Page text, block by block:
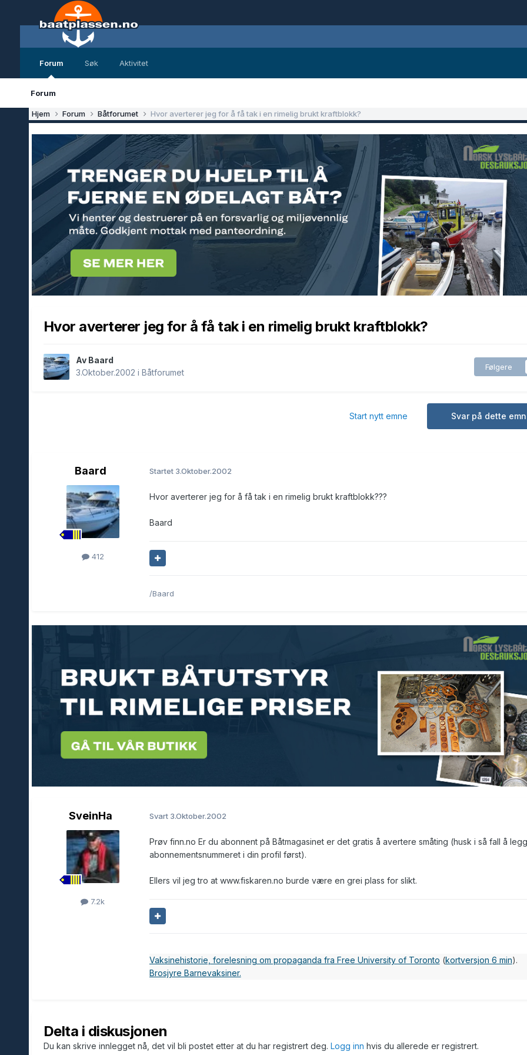
Forum
Forum
Søk Aktivitet
Hjem Forum Båtforumet Hvor averterer jeg for å få tak i en rimelig brukt kraftblokk?
Hvor averterer jeg for å få tak i en rimelig brukt kraftblokk?
Av Baard
3.Oktober.2002 i Båtforumet
Følgere
Svar på dette
Start nytt emne
Baard
412
Startet 3.Oktober.2002
Hvor averterer jeg for å få tak i en rimelig brukt kraftblokk???
Baard
/Baard
SveinHa
7.2k
Svart 3.Oktober.2002
Prøv finn.no Er du abonnent på Båtmagasinet er det gratis å avertere småting (husk i så fall å
abonnementsnummeret i din profil først).
Ellers vil jeg tro at www.fiskaren.no burde være en grei plass for slikt.
Vaksinehistorie, forelesning om propaganda fra Free University of Toronto (kortversjon 6 min).
Brosjyre Barnevaksiner.
Delta i diskusjonen
Du kan skrive innlegget nå, det vil bli postet etter at du har registrert deg. Logg inn hvis du allerede er registrert.